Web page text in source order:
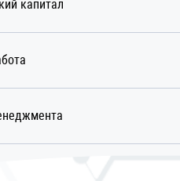
капитал